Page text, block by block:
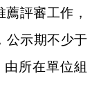
評審工作，
公示期不少于
所在單位組